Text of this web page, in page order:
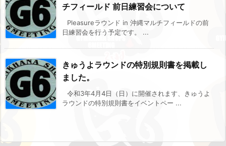
チフィールド 前日練習会について
Pleasureラウンド in 沖縄マルチフィールドの前
日練習会を行う予定です。 ...
きゅうよラウンドの特別規則書を掲載し
ました。
令和3年4月4日（日）に開催されます、きゅうよ
ラウンドの特別規則書をイベントペー ...